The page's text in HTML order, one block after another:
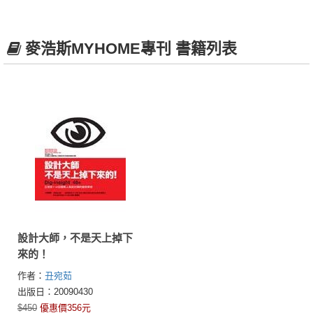
麥浩斯MYHOME專刊 書籍列表
設計大師，不是天上掉下
來的！
作者： 丑宛茹
出版日：20090430
$450 優惠價356元